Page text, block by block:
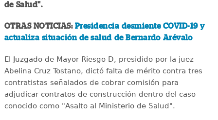
de Salud".
OTRAS NOTICIAS: Presidencia desmiente COVID-19 y
actualiza situación de salud de Bernardo Arévalo
El Juzgado de Mayor Riesgo D, presidido por la juez
Abelina Cruz Tostano, dictó falta de mérito contra tres
contratistas señalados de cobrar comisión para
adjudicar contratos de construcción dentro del caso
conocido como "Asalto al Ministerio de Salud".